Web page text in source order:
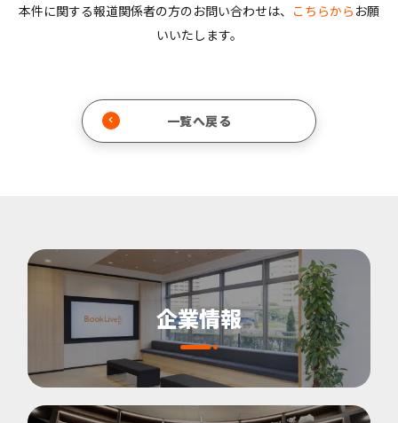
本件に関する報道関係者の方のお問い合わせは、 こちらから お願
いいたします。
一覧へ戻る
企業情報